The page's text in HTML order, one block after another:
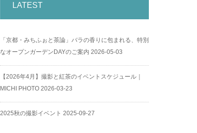
LATEST
「京都・みちふぉと茶論」バラの香りに包まれる、特別
なオープンガーデンDAYのご案内 2026-05-03
【2026年4月】撮影と紅茶のイベントスケジュール｜
MICHI PHOTO 2026-03-23
2025秋の撮影イベント 2025-09-27